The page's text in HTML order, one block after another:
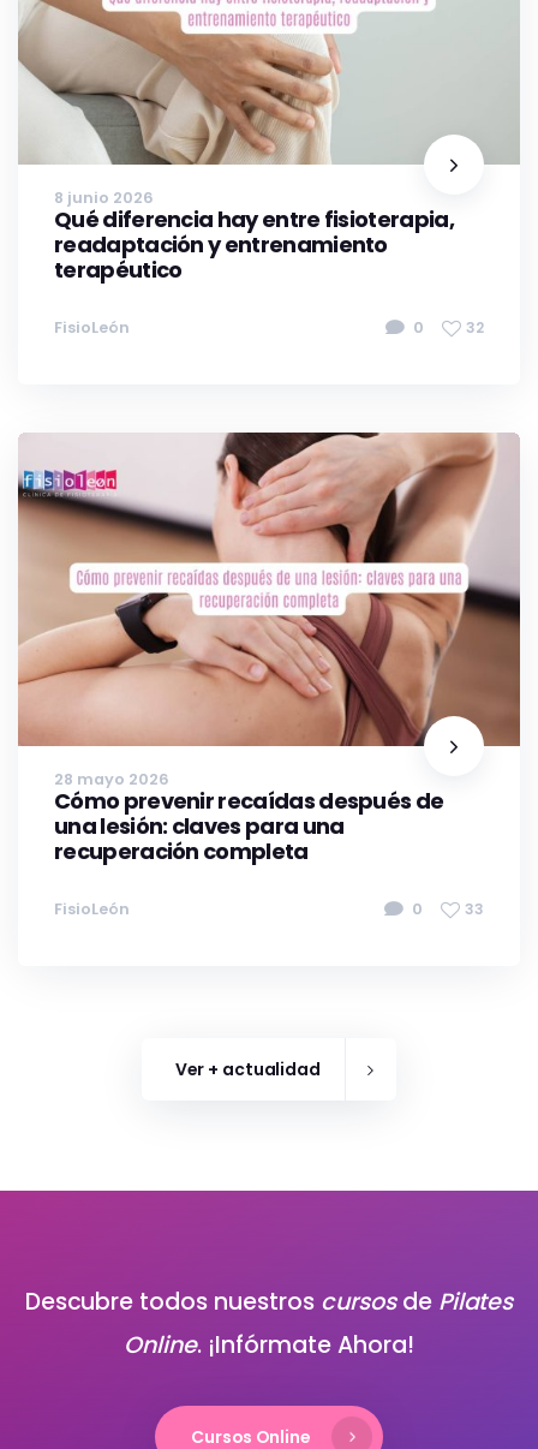
8 junio 2026
Qué diferencia hay entre fisioterapia,
readaptación y entrenamiento
terapéutico
FisioLeón 0 32
28 mayo 2026
Cómo prevenir recaídas después de
una lesión: claves para una
recuperación completa
FisioLeón 0 33
Ver + actualidad
Descubre todos nuestros cursosde Pilates
Online. ¡Infórmate Ahora!
Cursos Online